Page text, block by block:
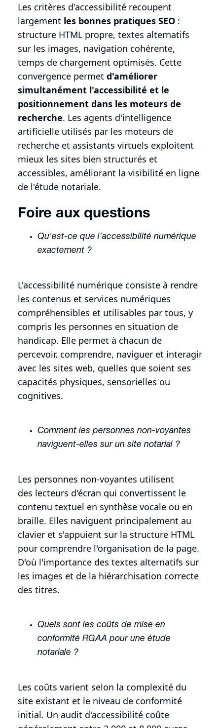
Les critères d'accessibilité recoupent
largement les bonnes pratiques SEO :
structure HTML propre, textes alternatifs
sur les images, navigation cohérente,
temps de chargement optimisés. Cette
convergence permet d'améliorer
simultanément l'accessibilité et le
positionnement dans les moteurs de
recherche. Les agents d'intelligence
artificielle utilisés par les moteurs de
recherche et assistants virtuels exploitent
mieux les sites bien structurés et
accessibles, améliorant la visibilité en ligne
de l'étude notariale.
Foire aux questions
Qu'est-ce que l'accessibilité numérique
exactement ?
L'accessibilité numérique consiste à rendre
les contenus et services numériques
compréhensibles et utilisables par tous, y
compris les personnes en situation de
handicap. Elle permet à chacun de
percevoir, comprendre, naviguer et interagir
avec les sites web, quelles que soient ses
capacités physiques, sensorielles ou
cognitives.
Comment les personnes non-voyantes
naviguent-elles sur un site notarial ?
Les personnes non-voyantes utilisent
des lecteurs d'écran qui convertissent le
contenu textuel en synthèse vocale ou en
braille. Elles naviguent principalement au
clavier et s'appuient sur la structure HTML
pour comprendre l'organisation de la page.
D'où l'importance des textes alternatifs sur
les images et de la hiérarchisation correcte
des titres.
Quels sont les coûts de mise en
conformité RGAA pour une étude
notariale ?
Les coûts varient selon la complexité du
site existant et le niveau de conformité
initial. Un audit d'accessibilité coûte